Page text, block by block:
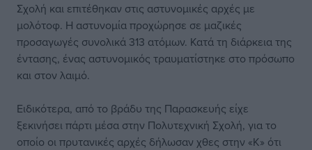
Σχολή και επιτέθηκαν στις αστυνομικές αρχές με
μολότοφ. Η αστυνομία προχώρησε σε μαζικές
προσαγωγές συνολικά 313 ατόμων. Κατά τη διάρκεια της
έντασης, ένας αστυνομικός τραυματίστηκε στο πρόσωπο
και στον λαιμό.
Ειδικότερα, από το βράδυ της Παρασκευής είχε
ξεκινήσει πάρτι μέσα στην Πολυτεχνική Σχολή, για το
οποίο οι πρυτανικές αρχές δήλωσαν χθες στην «Κ» ότι